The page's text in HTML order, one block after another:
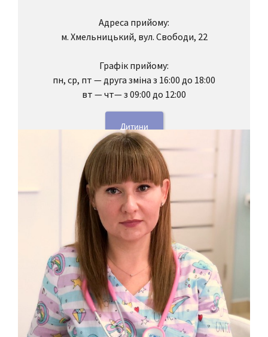
Адреса прийому:
м. Хмельницький, вул. Свободи, 22
Графік прийому:
пн, ср, пт — друга зміна з 16:00 до 18:00
вт — чт— з 09:00 до 12:00
Дитини